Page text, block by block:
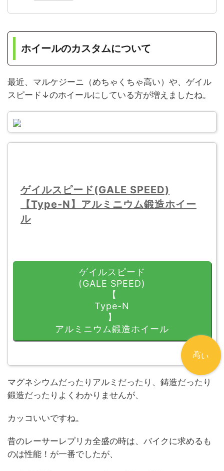
ホイールのカスタムについて
最近、マルケジーニ（めちゃくちゃ高い）や、ゲイル
スピード↓のホイールにしている方が増えましたね。
ゲイルスピード(GALE SPEED)
【Type-N 】 アルミニウム鍛造ホイー
ル
ゲイルスピード
(GALE SPEED)
【
Type-N
】
アルミニウム鍛造ホイール
高い
マグネシウムだったりアルミだったり、鋳造だったり
鍛造だったりよくわかりませんが、
カッコいいですね。
昔のレーサーレプリカ全盛の時は、バイクに求めるも
のは性能！が一番でしたが、